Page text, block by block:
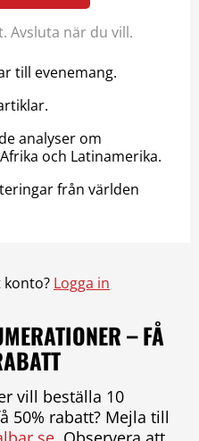
Avsluta när du vill.
till evenemang.
analyser om
och Latinamerika.
från världen
Logga in
– FÅ
vill beställa 10
50% rabatt? Mejla till